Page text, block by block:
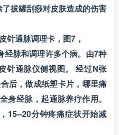
拔罐刮痧对皮肤造成的伤害
针通脉调理卡，图7，
经脉和调理许多个病。由7种
针通脉仪侧视图。 经过N张
后，做成纸塑卡片，哪里痛
身经脉，起通脉养疗作用。
15--20分钟疼痛症状开始减